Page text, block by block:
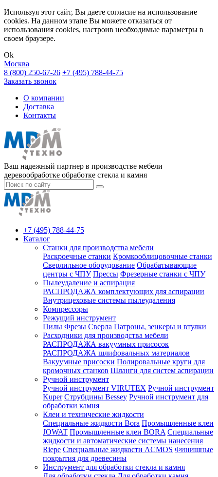
Используя этот сайт, Вы даете согласие на использование
cookies. На данном этапе Вы можете отказаться от
использования cookies, настроив необходимые параметры в
своем браузере.
Ok
Москва
8 (800) 250-67-26 +7 (495) 788-44-75
Заказать звонок
О компании
Доставка
Контакты
Ваш надежный партнер в производстве мебели
деревообработке обработке стекла и камня
+7 (495) 788-44-75
Каталог
Станки для производства мебели
Раскроечные станки Кромкооблицовочные станки
Сверлильное оборудование Обрабатывающие
центры с ЧПУ Прессы Фрезерные станки с ЧПУ
Пылеудаление и аспирация
РАСПРОДАЖА комплектующих для аспирации
Внутрицеховые системы пылеудаления
Компрессоры
Режущий инструмент
Пилы Фрезы Сверла Патроны, зенкеры и втулки
Расходники для производства мебели
РАСПРОДАЖА вакуумных присосок
РАСПРОДАЖА шлифовальных материалов
Вакуумные присоски Полировальные круги для
кромочных станков Шланги для систем аспирации
Ручной инструмент
Ручной инструмент VIRUTEX Ручной инструмент
Kuper Струбцины Bessey Ручной инструмент для
обработки камня
Клеи и технические жидкости
Специальные жидкости Bora Промышленные клеи
JOWAT Промышленные клеи BORA Специальные
жидкости и автоматические системы нанесения
Riepe Специальные жидкости ACMOS Финишные
покрытия для древесины
Инструмент для обработки стекла и камня